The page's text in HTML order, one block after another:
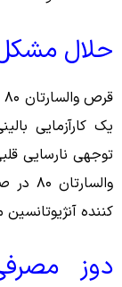
حلال مشکل
توجهی نارسایی
کننده
دوز